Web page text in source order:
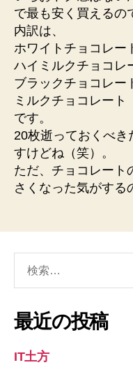
で最も安く買えるの
内訳は、
ホワイトチョコレ
ハイミルクチョコ
ブラックチョコレ
ミルクチョコレー
です。
20枚逝っておくべ
すけどね（笑）。
ただ、チョコレート
さくなった気がする
象:
最近の投稿
IT土方